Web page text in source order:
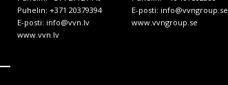
Puhelin: +371 20379394
E-posti: info@vvn.lv
www.vvn.lv
E-posti: info@vvngroup.se
www.vvngroup.se